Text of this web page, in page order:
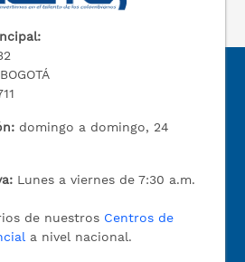
domingo a domingo, 24
Lunes a viernes de 7:30 a.m.
de nuestros Centros de
a nivel nacional.